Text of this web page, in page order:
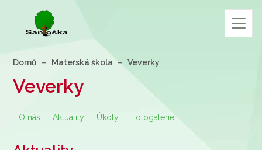
Domů Mateřská škola Veverky
Veverky
O nás Aktuality Úkoly Fotogalerie